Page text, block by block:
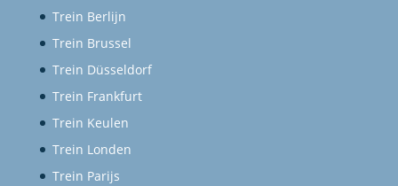
Trein Berlijn
Trein Brussel
Trein Düsseldorf
Trein Frankfurt
Trein Keulen
Trein Londen
Trein Parijs